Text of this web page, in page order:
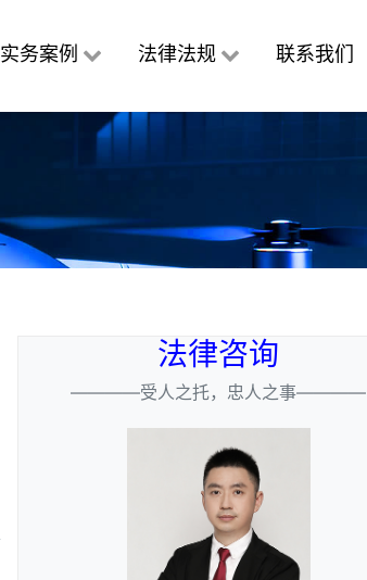
实务案例 法律法规 联系我们
法律咨询
————受人之托，忠人之事————